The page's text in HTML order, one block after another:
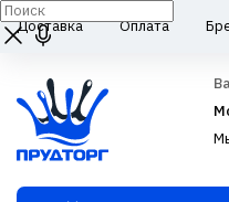
Доставка Оплата